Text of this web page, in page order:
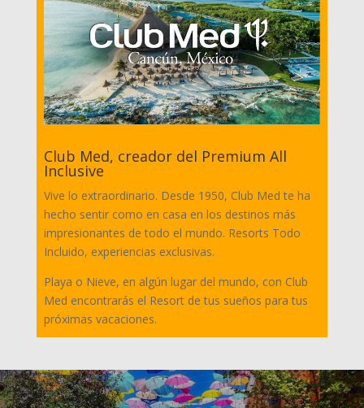
Club Med, creador del Premium All
Inclusive
Vive lo extraordinario. Desde 1950, Club Med te ha
hecho sentir como en casa en los destinos más
impresionantes de todo el mundo. Resorts Todo
Incluido, experiencias exclusivas.
Playa o Nieve, en algún lugar del mundo, con Club
Med encontrarás el Resort de tus sueños para tus
próximas vacaciones.